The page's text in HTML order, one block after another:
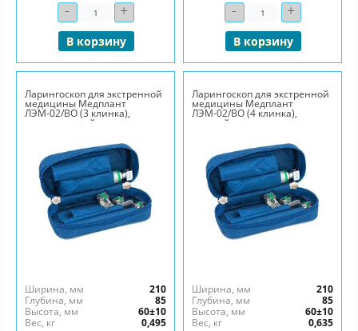
- Количество+
В корзину
- Количество+
В корзину
Ларингоскоп для экстренной
медицины Медплант
ЛЭМ-02/ВО (3 клинка),
неонатальный
Ширина, мм
210
Глубина, мм
85
Высота, мм
60±10
Вес, кг
0,495
Ларингоскоп для экстренной
медицины Медплант
ЛЭМ-02/ВО (4 клинка),
детский
Ширина, мм
210
Глубина, мм
85
Высота, мм
60±10
Вес, кг
0,635